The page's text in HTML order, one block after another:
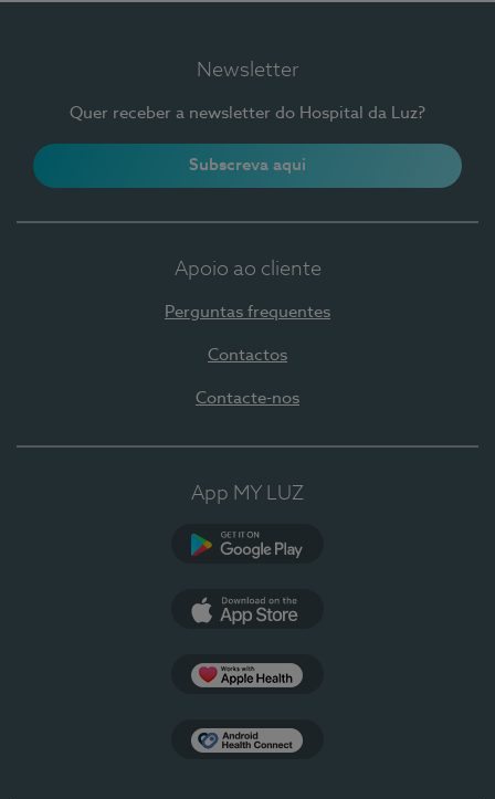
Newsletter
Quer receber a newsletter do Hospital da Luz?
Subscreva aqui
Apoio ao cliente
Perguntas frequentes
Contactos
Contacte-nos
App MY LUZ